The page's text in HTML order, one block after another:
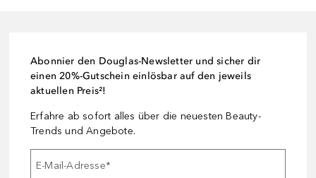
Abonnier den Douglas-Newsletter und sicher dir
einen 20%-Gutschein einlösbar auf den jeweils
aktuellen Preis²!
Erfahre ab sofort alles über die neuesten Beauty-
Trends und Angebote.
E-Mail-Adresse*